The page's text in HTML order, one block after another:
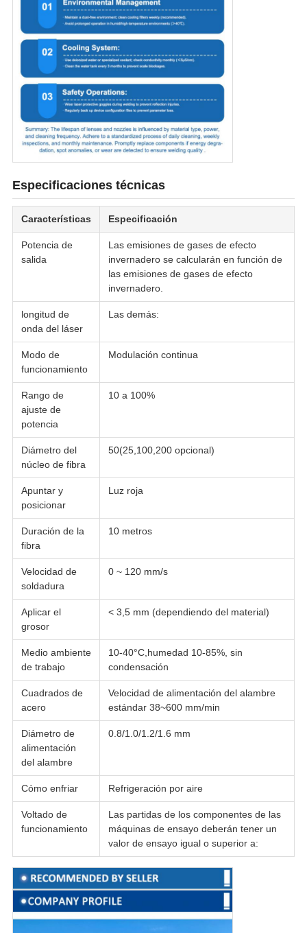
Especificaciones técnicas
Características Especificación
Potencia de
salida
Las emisiones de gases de efecto
invernadero se calcularán en función de
las emisiones de gases de efecto
invernadero.
longitud de
onda del láser
Las demás:
Modo de
funcionamiento
Modulación continua
Rango de
ajuste de
potencia
10 a 100%
Diámetro del
núcleo de fibra
50(25,100,200 opcional)
Apuntar y
posicionar
Luz roja
Duración de la
fibra
10 metros
Velocidad de
soldadura
0 ~ 120 mm/s
Aplicar el
grosor
< 3,5 mm (dependiendo del material)
Medio ambiente
de trabajo
10-40°C,humedad 10-85%, sin
condensación
Cuadrados de
acero
Velocidad de alimentación del alambre
estándar 38~600 mm/min
Diámetro de
alimentación
del alambre
0.8/1.0/1.2/1.6 mm
Cómo enfriar Refrigeración por aire
Voltado de
funcionamiento
Las partidas de los componentes de las
máquinas de ensayo deberán tener un
valor de ensayo igual o superior a: